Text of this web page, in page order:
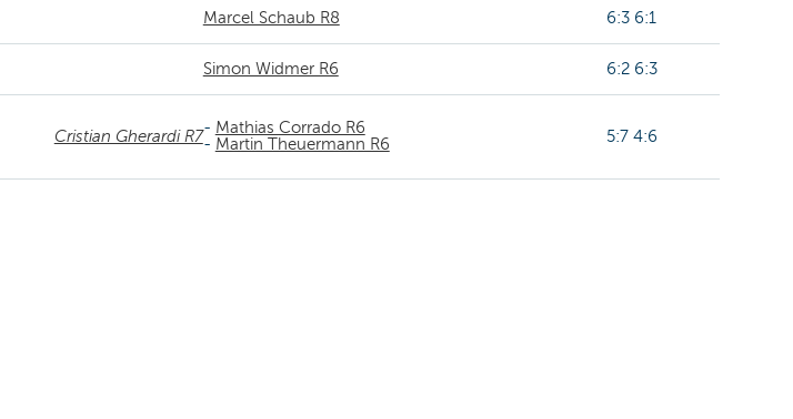
Marcel Schaub R8 6:3 6:1
Simon Widmer R6 6:2 6:3
Cristian Gherardi R7- Mathias Corrado R6
- Martin Theuermann R6 5:7 4:6